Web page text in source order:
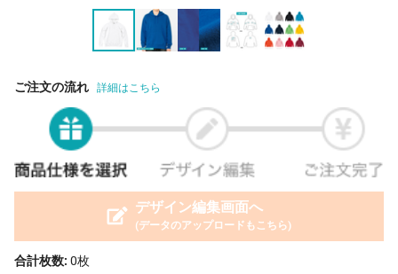
ご注文の流れ 詳細はこちら
デザイン編集画面へ
(データのアップロードもこちら)
合計枚数: 0枚